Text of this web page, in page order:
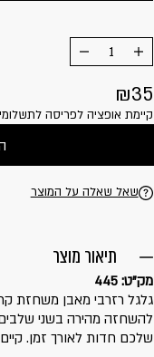
שאל שאלה על המוצר
הוסף
מוצר
החסר
35
קיימת אופציה לפריסה
תיאור מוצר
מק"ט: 445
להשחזה מהירה בשני
שלכם חדות לאורך זמן.